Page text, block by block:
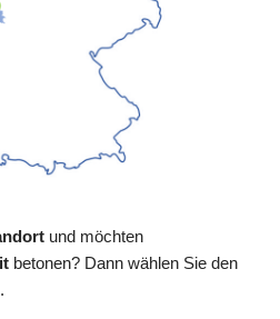
und möchten
betonen? Dann wählen Sie den